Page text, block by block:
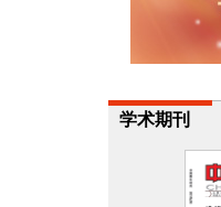
学术期刊